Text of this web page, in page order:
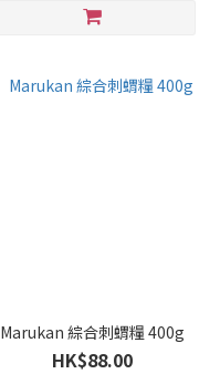
Marukan 綜合刺蝟糧 400g
HK$88.00